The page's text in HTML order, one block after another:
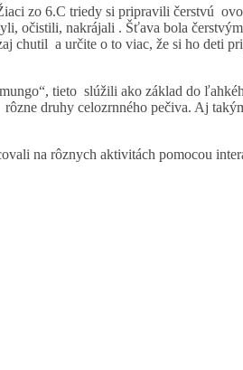
zo 6.C triedy si pripravili čerstvú
očistili, nakrájali . Šťava bola
chutil a určite o to viac, že si ho deti
tieto slúžili ako základ do
druhy celozrnného pečiva. Aj
na rôznych aktivitách pomocou